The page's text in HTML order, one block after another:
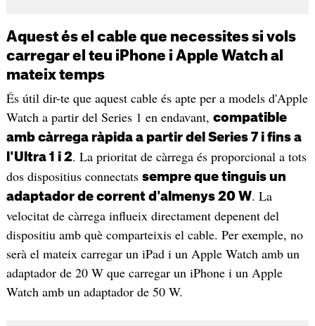
Aquest és el cable que necessites si vols
carregar el teu iPhone i Apple Watch al
mateix temps
És útil dir-te que aquest cable és apte per a models d'Apple
Watch a partir del Series 1 en endavant, compatible
amb càrrega ràpida a partir del Series 7 i fins a
l'Ultra 1 i 2. La prioritat de càrrega és proporcional a tots
dos dispositius connectats sempre que tinguis un
adaptador de corrent d'almenys 20 W. La
velocitat de càrrega influeix directament depenent del
dispositiu amb què comparteixis el cable. Per exemple, no
serà el mateix carregar un iPad i un Apple Watch amb un
adaptador de 20 W que carregar un iPhone i un Apple
Watch amb un adaptador de 50 W.